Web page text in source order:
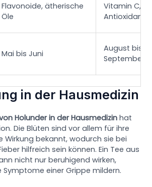
Flavonoide, ätherische
Öle
Vitamin C,
Mai bis Juni
August bis
September
in der Hausmedizin
Holunder in der Hausmedizin hat
Die Blüten sind vor allem für ihre
Wirkung bekannt, wodurch sie bei
hilfreich sein können. Ein Tee aus
nicht nur beruhigend wirken,
einer Grippe mildern.